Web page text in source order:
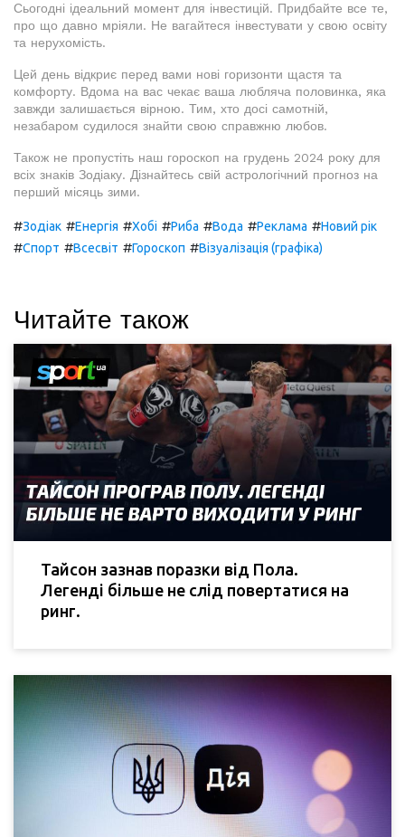
Сьогодні ідеальний момент для інвестицій. Придбайте все те,
про що давно мріяли. Не вагайтеся інвестувати у свою освіту
та нерухомість.
Цей день відкриє перед вами нові горизонти щастя та
комфорту. Вдома на вас чекає ваша любляча половинка, яка
завжди залишається вірною. Тим, хто досі самотній,
незабаром судилося знайти свою справжню любов.
Також не пропустіть наш гороскоп на грудень 2024 року для
всіх знаків Зодіаку. Дізнайтесь свій астрологічний прогноз на
перший місяць зими.
#Зодіак #Енергія #Хобі #Риба #Вода #Реклама #Новий рік
#Спорт #Всесвіт #Гороскоп #Візуалізація (графіка)
Читайте також
Тайсон зазнав поразки від Пола.
Легенді більше не слід повертатися на
ринг.